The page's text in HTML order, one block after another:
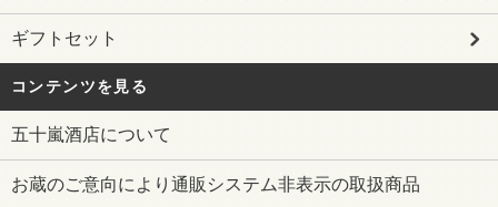
ギフトセット
コンテンツを見る
五十嵐酒店について
お蔵のご意向により通販システム非表示の取扱商品